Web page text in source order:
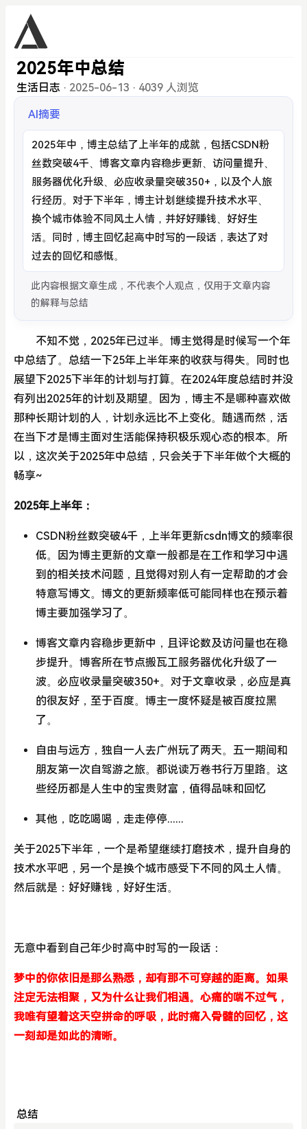
2025年中总结
生活日志 · 2025-06-13 · 4039 人浏览
AI摘要
2025年中，博主总结了上半年的成就，包括CSDN粉
丝数突破4千、博客文章内容稳步更新、访问量提升、
服务器优化升级、必应收录量突破350+，以及个人旅
行经历。对于下半年，博主计划继续提升技术水平、
换个城市体验不同风土人情，并好好赚钱、好好生
活。同时，博主回忆起高中时写的一段话，表达了对
过去的回忆和感慨。
此内容根据文章生成，不代表个人观点，仅用于文章内容
的解释与总结
不知不觉，2025年已过半。博主觉得是时候写一个年
中总结了。总结一下25年上半年来的收获与得失。同时也
展望下2025下半年的计划与打算。在2024年度总结时并没
有列出2025年的计划及期望。因为，博主不是哪种喜欢做
那种长期计划的人，计划永远比不上变化。随遇而然，活
在当下才是博主面对生活能保持积极乐观心态的根本。所
以，这次关于2025年中总结，只会关于下半年做个大概的
畅享~
2025年上半年：
CSDN粉丝数突破4千，上半年更新csdn博文的频率很
低。因为博主更新的文章一般都是在工作和学习中遇
到的相关技术问题，且觉得对别人有一定帮助的才会
特意写博文。博文的更新频率低可能同样也在预示着
博主要加强学习了。
博客文章内容稳步更新中，且评论数及访问量也在稳
步提升。博客所在节点搬瓦工服务器优化升级了一
波。必应收录量突破350+。对于文章收录，必应是真
的很友好，至于百度。博主一度怀疑是被百度拉黑
了。
自由与远方，独自一人去广州玩了两天。五一期间和
朋友第一次自驾游之旅。都说读万卷书行万里路。这
些经历都是人生中的宝贵财富，值得品味和回忆
其他，吃吃喝喝，走走停停......
关于2025下半年，一个是希望继续打磨技术，提升自身的
技术水平吧，另一个是换个城市感受下不同的风土人情。
然后就是：好好赚钱，好好生活。
无意中看到自己年少时高中时写的一段话：
梦中的你依旧是那么熟悉，却有那不可穿越的距离。如果
注定无法相聚，又为什么让我们相遇。心痛的喘不过气，
我唯有望着这天空拼命的呼吸，此时痛入骨髓的回忆，这
一刻却是如此的清晰。
总结